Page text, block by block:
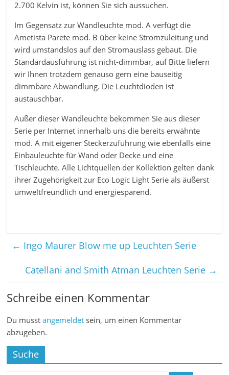
2.700 Kelvin ist, können Sie sich aussuchen.
Im Gegensatz zur Wandleuchte mod. A verfügt die
Ametista Parete mod. B über keine Stromzuleitung und
wird umstandslos auf den Stromauslass gebaut. Die
Standardausführung ist nicht-dimmbar, auf Bitte liefern
wir Ihnen trotzdem genauso gern eine bauseitig
dimmbare Abwandlung. Die Leuchtdioden ist
austauschbar.
Außer dieser Wandleuchte bekommen Sie aus dieser
Serie per Internet innerhalb uns die bereits erwähnte
mod. A mit eigener Steckerzuführung wie ebenfalls eine
Einbauleuchte für Wand oder Decke und eine
Tischleuchte. Alle Lichtquellen der Kollektion gelten dank
ihrer Zugehörigkeit zur Eco Logic Light Serie als äußerst
umweltfreundlich und energiesparend.
← Ingo Maurer Blow me up Leuchten Serie
Catellani and Smith Atman Leuchten Serie →
Schreibe einen Kommentar
Du musstangemeldet sein, um einen Kommentar
abzugeben.
Suche